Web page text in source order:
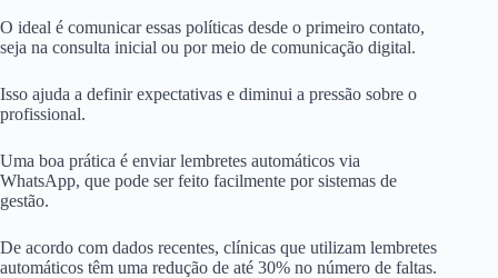
O ideal é comunicar essas políticas desde o primeiro contato,
seja na consulta inicial ou por meio de comunicação digital.
Isso ajuda a definir expectativas e diminui a pressão sobre o
profissional.
Uma boa prática é enviar lembretes automáticos via
WhatsApp, que pode ser feito facilmente por sistemas de
gestão.
De acordo com dados recentes, clínicas que utilizam lembretes
automáticos têm uma redução de até 30% no número de faltas.